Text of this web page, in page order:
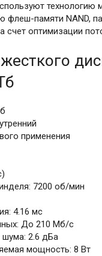
технологию
флеш-памяти NAND,
счет оптимизации
применения
7200 об/мин
4.16 мс
До 210 Мб/с
2.6 дБа
мощность: 8 Вт